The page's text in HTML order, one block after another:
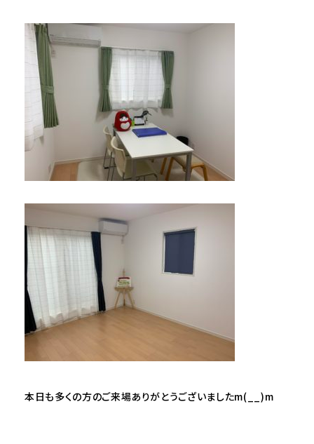
本日も多くの方のご来場ありがとうございましたm(__)m